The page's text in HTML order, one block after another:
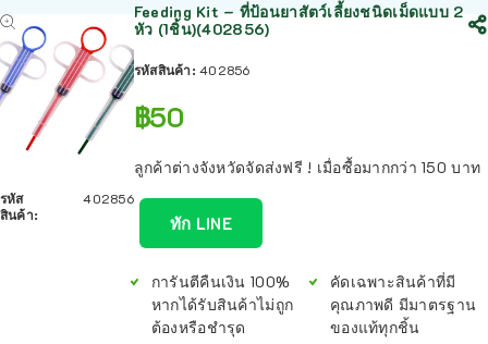
รหัส
สินค้า:
402856
Feeding Kit – ที่ป้อนยาสัตว์เลี้ยงชนิดเม็ดแบบ 2
หัว (1ชิ้น)(402856)
รหัสสินค้า:402856
฿50
ลูกค้าต่างจังหวัดจัดส่งฟรี ! เมื่อซื้อมากกว่า 150 บาท
ทัก LINE
การันตีคืนเงิน 100%
หากได้รับสินค้าไม่ถูก
ต้องหรือชำรุด
คัดเฉพาะสินค้าที่มี
คุณภาพดี มีมาตรฐาน
ของแท้ทุกชิ้น